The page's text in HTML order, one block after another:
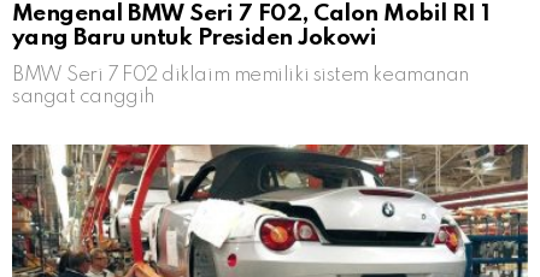
Mengenal BMW Seri 7 F02, Calon Mobil RI 1
yang Baru untuk Presiden Jokowi
BMW Seri 7 F02 diklaim memiliki sistem keamanan
sangat canggih